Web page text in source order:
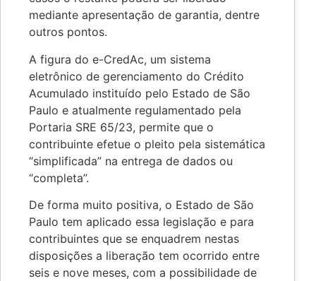
mediante apresentação de garantia, dentre
outros pontos.
A figura do e-CredAc, um sistema
eletrônico de gerenciamento do Crédito
Acumulado instituído pelo Estado de São
Paulo e atualmente regulamentado pela
Portaria SRE 65/23, permite que o
contribuinte efetue o pleito pela sistemática
“simplificada” na entrega de dados ou
“completa”.
De forma muito positiva, o Estado de São
Paulo tem aplicado essa legislação e para
contribuintes que se enquadrem nestas
disposições a liberação tem ocorrido entre
seis e nove meses, com a possibilidade de